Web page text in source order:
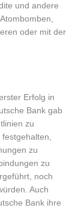
und andere
oder mit der
Erfolg in
Bank gab
zu
festgehalten,
zu
zu
noch
Auch
Bank ihre